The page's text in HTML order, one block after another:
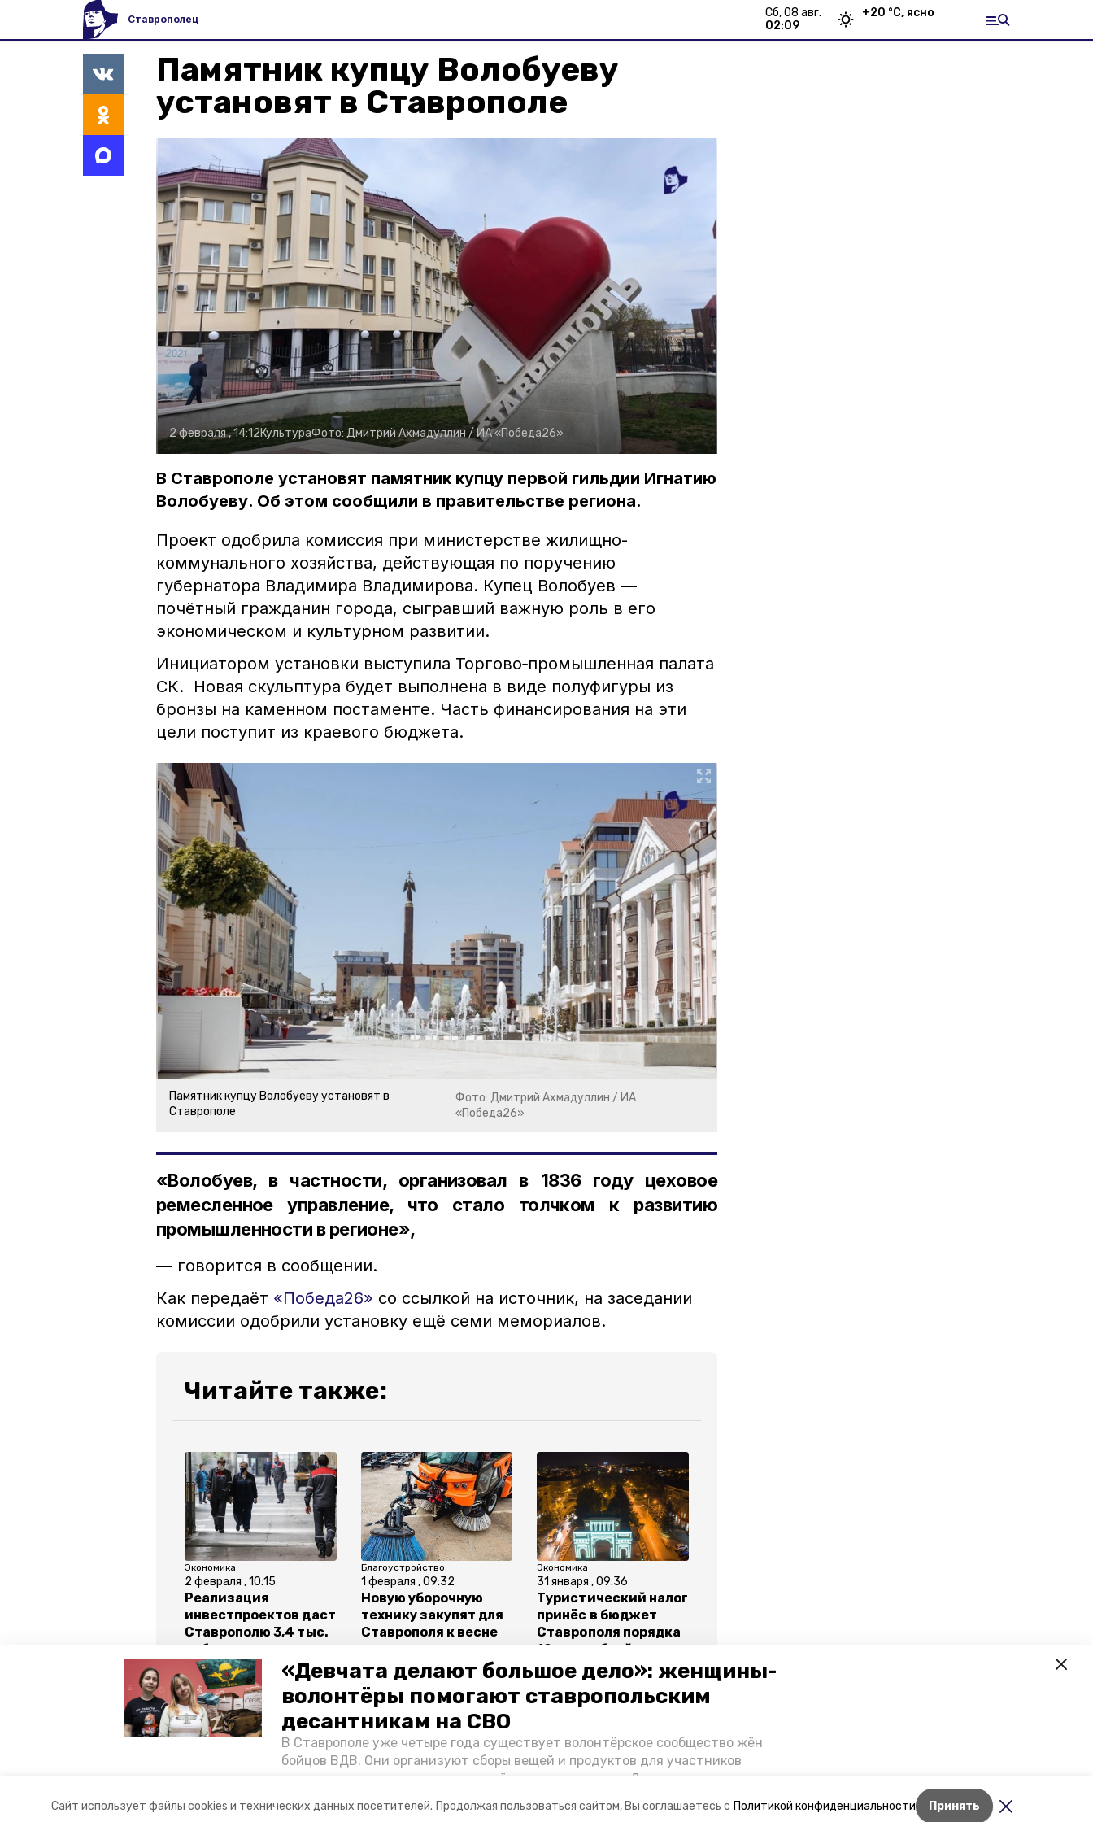
Сайт использует файлы cookies и технических данных посетителей. Продолжая пользоваться сайтом, Вы соглашаетесь с Политикой конфиденциальности Принять
«Девчата делают большое дело»: женщины-
волонтёры помогают ставропольским
десантникам на СВО
В Ставрополе уже четыре года существует волонтёрское сообщество жён
бойцов ВДВ. Они организуют сборы вещей и продуктов для участников
спецоперации и лично отвозят всё это на передовую. Девушки рассказали
акцию к 9 Мая.
Ставрополец
сб, 08 авг.
02:09
+20 °С, ясно
Лента новостей
Памятник купцу Волобуеву
установят в Ставрополе
2 февраля , 14:12КультураФото: Дмитрий Ахмадуллин / ИА «Победа26»
В Ставрополе установят памятник купцу первой гильдии Игнатию
Волобуеву. Об этом сообщили в правительстве региона.
Проект одобрила комиссия при министерстве жилищно-
коммунального хозяйства, действующая по поручению
губернатора Владимира Владимирова. Купец Волобуев —
почётный гражданин города, сыгравший важную роль в его
экономическом и культурном развитии.
Инициатором установки выступила Торгово‑промышленная палата
СК. Новая скульптура будет выполнена в виде полуфигуры из
бронзы на каменном постаменте. Часть финансирования на эти
цели поступит из краевого бюджета.
Памятник купцу Волобуеву установят в
Ставрополе
Фото: Дмитрий Ахмадуллин / ИА
«Победа26»
«Волобуев, в частности, организовал в 1836 году цеховое
ремесленное управление, что стало толчком к развитию
промышленности в регионе»,
— говорится в сообщении.
Как передаёт «Победа26» со ссылкой на источник, на заседании
комиссии одобрили установку ещё семи мемориалов.
Читайте также:
Экономика
2 февраля , 10:15
Реализация
инвестпроектов даст
Ставрополю 3,4 тыс.
рабочих мест
Благоустройство
1 февраля , 09:32
Новую уборочную
технику закупят для
Ставрополя к весне
Экономика
31 января , 09:36
Туристический налог
принёс в бюджет
Ставрополя порядка
10 млн рублей
Все новости
памятник купец волобуев минжкх ск губернатор ск